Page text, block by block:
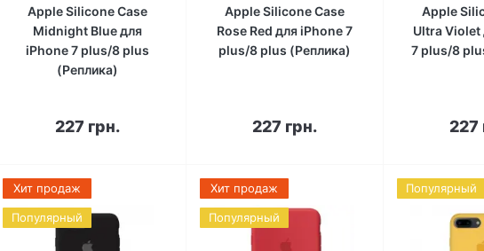
Apple Silicone Case
Midnight Blue для
iPhone 7 plus/8 plus
(Реплика)
227 грн.
В корзину
Apple Silicone Case
Rose Red для iPhone 7
plus/8 plus (Реплика)
227 грн.
В корзину
Apple
Ultra Violet
7 plus/8
227
В
Хит продаж
Популярный
Хит продаж
Популярный
Популярный